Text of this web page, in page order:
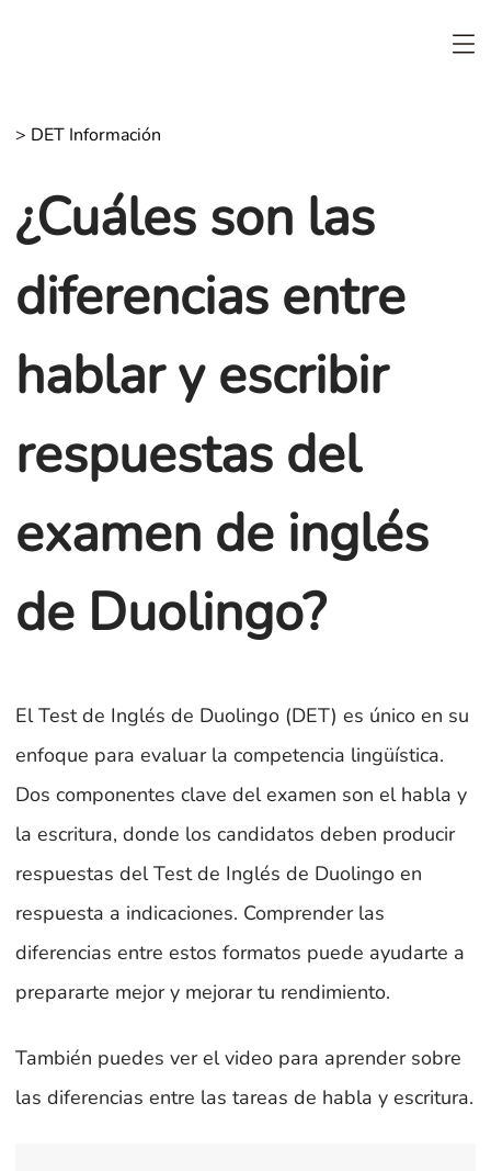
> DET Información
¿Cuáles son las
diferencias entre
hablar y escribir
respuestas del
examen de inglés
de Duolingo?
El Test de Inglés de Duolingo (DET) es único en su
enfoque para evaluar la competencia lingüística.
Dos componentes clave del examen son el habla y
la escritura, donde los candidatos deben producir
respuestas del Test de Inglés de Duolingo en
respuesta a indicaciones. Comprender las
diferencias entre estos formatos puede ayudarte a
prepararte mejor y mejorar tu rendimiento.
También puedes ver el video para aprender sobre
las diferencias entre las tareas de habla y escritura.